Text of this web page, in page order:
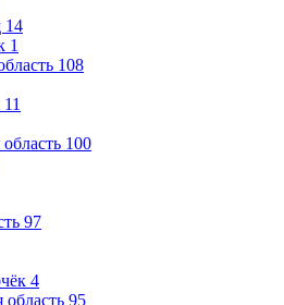
14
1
108
11
100
97
4
область 95